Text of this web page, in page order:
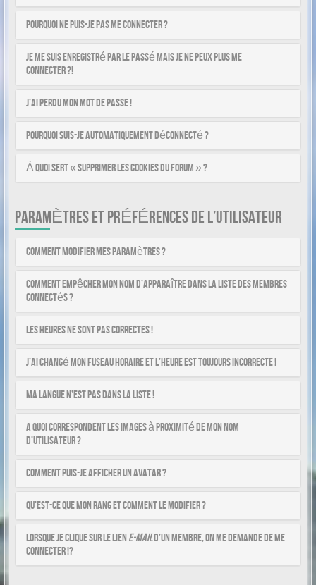
Pourquoi ne puis-je pas me connecter ?
Je me suis enregistré par le passé mais je ne peux plus me
connecter ?!
J’ai perdu mon mot de passe !
Pourquoi suis-je automatiquement déconnecté ?
À quoi sert « Supprimer les cookies du forum » ?
PARAMÈTRES ET PRÉFÉRENCES DE L’UTILISATEUR
Comment modifier mes paramètres ?
Comment empêcher mon nom d’apparaître dans la liste des membres
connectés ?
Les heures ne sont pas correctes !
J’ai changé mon fuseau horaire et l’heure est toujours incorrecte !
Ma langue n’est pas dans la liste !
A quoi correspondent les images à proximité de mon nom
d’utilisateur ?
Comment puis-je afficher un avatar ?
Qu’est-ce que mon rang et comment le modifier ?
Lorsque je clique sur le liene-maild’un membre, on me demande de me
connecter !?